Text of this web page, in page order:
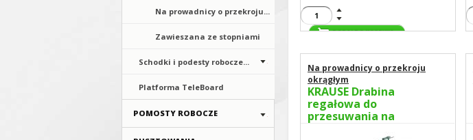
Na prowadnicy o przekroju...
Zawieszana ze stopniami
Schodki i podesty robocze...
Platforma TeleBoard
POMOSTY ROBOCZE
Na prowadnicy o przekroju
okrągłym
KRAUSE Drabina
regałowa do
przesuwania na